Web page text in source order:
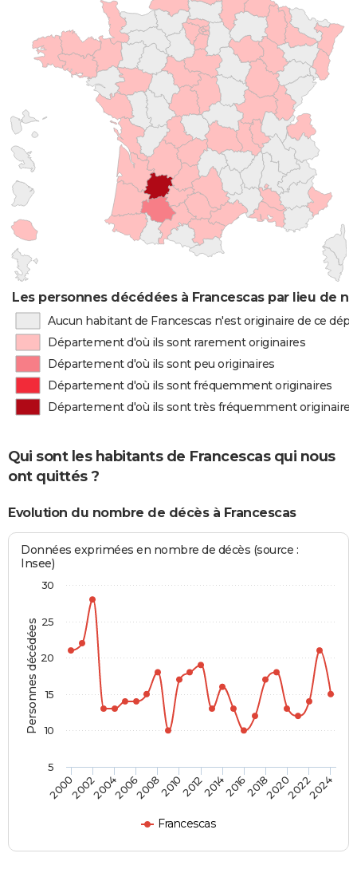
Les personnes décédées à Francescas par lieu de
Aucun habitant de Francescas n'est originaire de ce
Département d'où ils sont rarement originaires
Département d'où ils sont peu originaires
Département d'où ils sont fréquemment originaires
Département d'où ils sont très fréquemment originaires
Qui sont les habitants de Francescas qui nous
ont quittés ?
Evolution du nombre de décès à Francescas
Personnes décédées
Données exprimées en nombre de décès (source :
Insee)
Francescas
2000200220042006200820102012201420162018202020222024
5
10
15
20
25
30